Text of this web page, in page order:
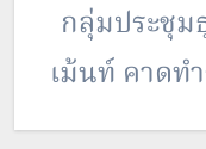
กลุ่มประชุม
เม้นท์ คาดท
63 ขณะเดีย